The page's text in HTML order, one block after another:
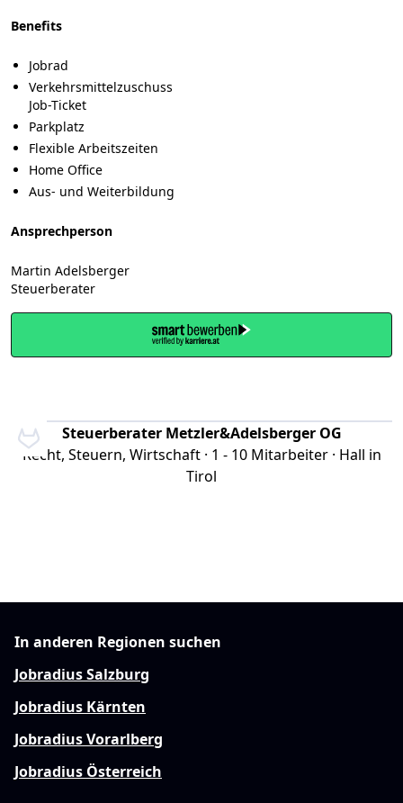
Benefits
Jobrad
Verkehrsmittelzuschuss
Job-Ticket
Parkplatz
Flexible Arbeitszeiten
Home Office
Aus- und Weiterbildung
Ansprechperson
Martin Adelsberger
Steuerberater
Steuerberater Metzler&Adelsberger OG
Recht, Steuern, Wirtschaft · 1 - 10 Mitarbeiter · Hall in
Tirol
In anderen Regionen suchen
Jobradius Salzburg
Jobradius Kärnten
Jobradius Vorarlberg
Jobradius Österreich